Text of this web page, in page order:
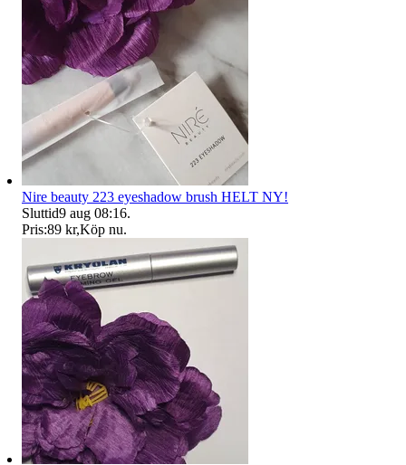
Nire beauty 223 eyeshadow brush HELT NY!
Sluttid9 aug 08:16.
Pris:89 kr,Köp nu.